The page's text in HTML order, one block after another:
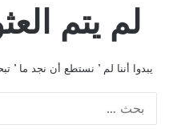
لم يتم
يبدوا أننا لم ’ نستطع أن نجد ما